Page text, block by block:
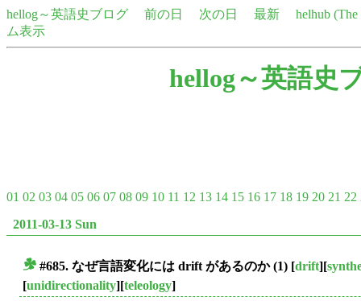
hellog～英語史ブログ 前の日 次の日 最新
helhub
ム表示
hellog～英語史
01 02 03 04 05 06 07 08 09 10 11 12 13 14 15 16 17 18 19 20 21 22
2011-03-13 Sun
#685. なぜ言語変化には drift があるのか (1) [drift][
[unidirectionality][teleology]